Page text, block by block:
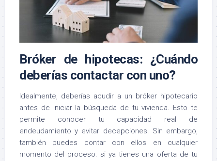
Bróker de hipotecas: ¿Cuándo
deberías contactar con uno?
Idealmente, deberías acudir a un bróker hipotecario
antes de iniciar la búsqueda de tu vivienda. Esto te
permite conocer tu capacidad real de
endeudamiento y evitar decepciones. Sin embargo,
también puedes contar con ellos en cualquier
momento del proceso: si ya tienes una oferta de tu